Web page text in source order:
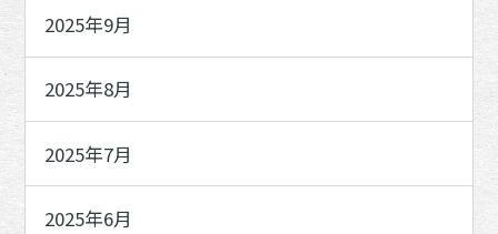
2025年9月
2025年8月
2025年7月
2025年6月